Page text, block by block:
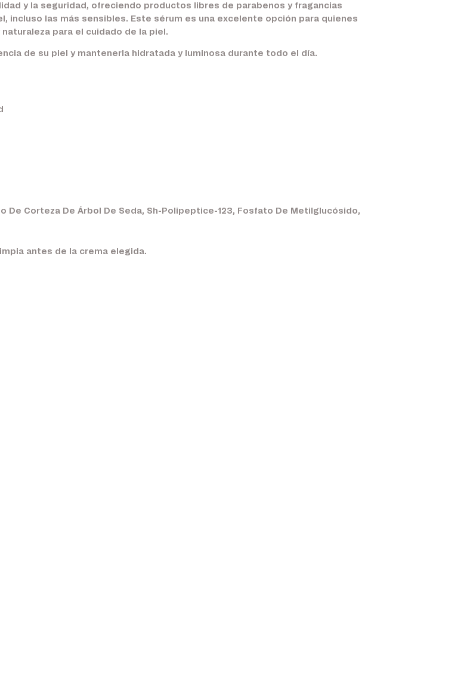
y la seguridad, ofreciendo productos libres de parabenos y fragancias
incluso las más sensibles. Este sérum es una excelente opción para quienes
para el cuidado de la piel.
de su piel y mantenerla hidratada y luminosa durante todo el día.
De Corteza De Árbol De Seda, Sh-Polipeptice-123, Fosfato De Metilglucósido,
antes de la crema elegida.